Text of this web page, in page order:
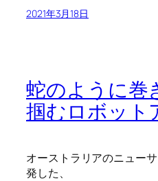
2021年3月18日
蛇のように巻
掴むロボット
オーストラリアのニュー
発した、